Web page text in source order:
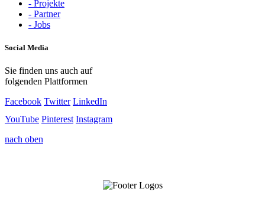
- Projekte
- Partner
- Jobs
Social Media
Sie finden uns auch auf
folgenden Plattformen
Facebook Twitter LinkedIn
YouTube Pinterest Instagram
nach oben